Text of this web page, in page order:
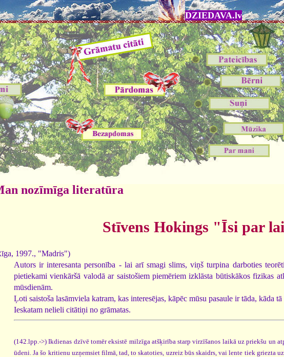
DZIEDAVA.lv
nozīmīga literatūra
Stīvens Hokings "Īsi par
1997., "Madris")
Autors ir interesanta personība - lai arī smagi slims, viņš turpina darboties
pietiekami vienkāršā valodā ar saistošiem piemēriem izklāsta būtiskākos fizikas
mūsdienām.
Ļoti saistoša lasāmviela katram, kas interesējas, kāpēc mūsu pasaule ir tāda, kāda
Ieskatam nelieli citātiņi no grāmatas.
(142.lpp.->) Ikdienas dzīvē tomēr eksistē milzīga atšķirība starp virzīšanos laikā uz priekšu un
ūdeni. Ja šo kritienu uzņemsiet filmā, tad, to skatoties, uzreiz būs skaidrs, vai lente tiek griezta